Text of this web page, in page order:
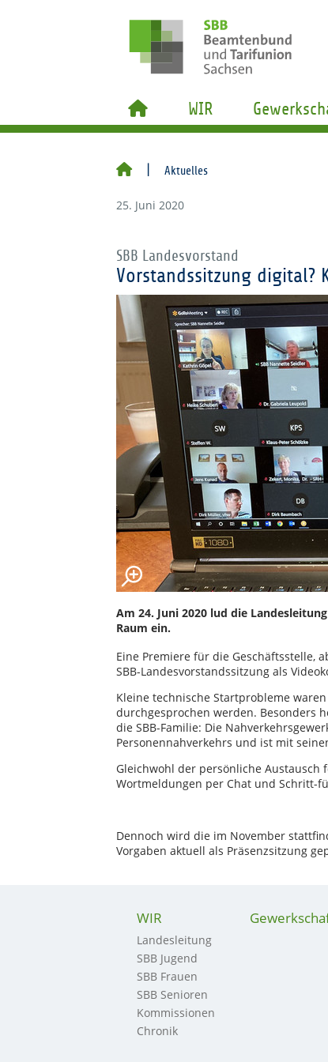
WIR
Aktuelles
25. Juni 2020
SBB Landesvorstand
Vorstandssitzung digital?
Am 24. Juni 2020 lud die
Raum ein.
Eine Premiere für die Geschäftsstelle,
SBB-Landesvorstandssitzung als
Kleine technische Startprobleme
durchgesprochen werden. Besonders
die SBB-Familie: Die
Personennahverkehrs und ist mit
Gleichwohl der persönliche
Wortmeldungen per Chat und Schritt-
Dennoch wird die im November
Vorgaben aktuell als Präsenzsitzung
WIR
Landesleitung
SBB Jugend
SBB Frauen
SBB Senioren
Kommissionen
Chronik